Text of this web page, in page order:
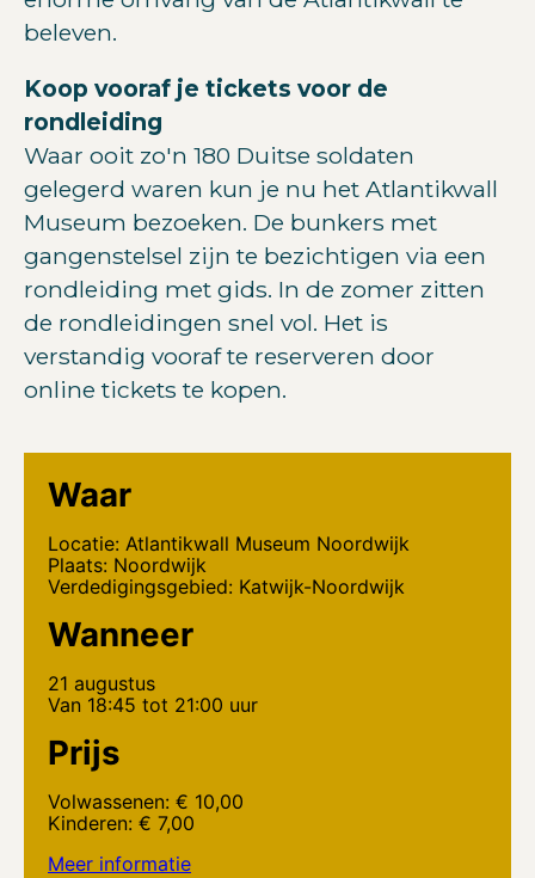
beleven.
Koop vooraf je tickets voor de
rondleiding
Waar ooit zo'n 180 Duitse soldaten
gelegerd waren kun je nu het Atlantikwall
Museum bezoeken. De bunkers met
gangenstelsel zijn te bezichtigen via een
rondleiding met gids. In de zomer zitten
de rondleidingen snel vol. Het is
verstandig vooraf te reserveren door
online tickets te kopen.
Waar
Locatie: Atlantikwall Museum Noordwijk
Plaats: Noordwijk
Verdedigingsgebied: Katwijk-Noordwijk
Wanneer
21 augustus
Van 18:45 tot 21:00 uur
Prijs
Volwassenen: € 10,00
Kinderen: € 7,00
Meer informatie